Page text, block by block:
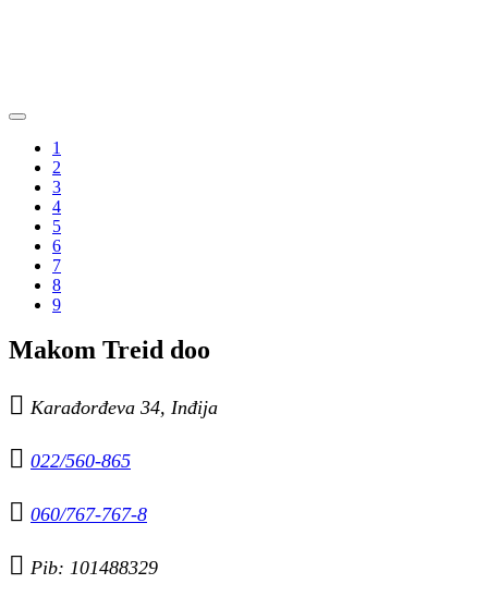
1
2
3
4
5
6
7
8
9
Makom Treid doo
 Karađorđeva 34, Inđija
 022/560-865
 060/767-767-8
 Pib: 101488329